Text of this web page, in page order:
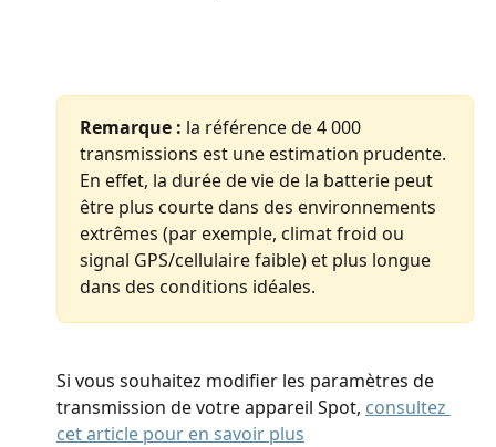
Remarque : la référence de 4 000
transmissions est une estimation prudente.
En effet, la durée de vie de la batterie peut
être plus courte dans des environnements
extrêmes (par exemple, climat froid ou
signal GPS/cellulaire faible) et plus longue
dans des conditions idéales.
Si vous souhaitez modifier les paramètres de
transmission de votre appareil Spot, consultez
cet article pour en savoir plus